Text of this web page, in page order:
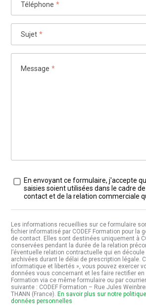
Téléphone *
Sujet *
Message *
Traitement des données *
En envoyant ce formulaire, j'accepte
saisies soient utilisées dans le cadre
contact et de la relation commerciale
Les informations recueillies sur ce formulaire
fichier informatisé par CODEF Formation pour la
de contact. Elles sont destinées uniquement à
conservées pendant la durée de la relation
l’éventuelle relation contractuelle qui en
archivées durant le délai de prescription légale.
informatique et libertés », vous pouvez exercer
données vous concernant et les faire rectifier en
Formation via ce même formulaire ou par
suivante : CODEF Formation – Rue Jules
THANN (France). En savoir plus sur notre
données personnelles